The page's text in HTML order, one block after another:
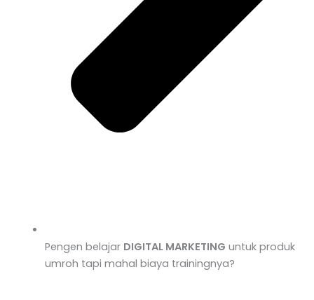
Pengen belajar DIGITAL MARKETING untuk produk
umroh tapi mahal biaya trainingnya?